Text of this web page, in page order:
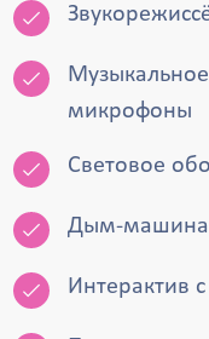
микрофоны
Световое
Дым-машина
Интерактив